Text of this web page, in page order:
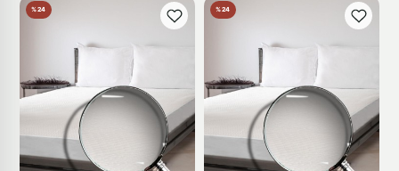
%24 %24